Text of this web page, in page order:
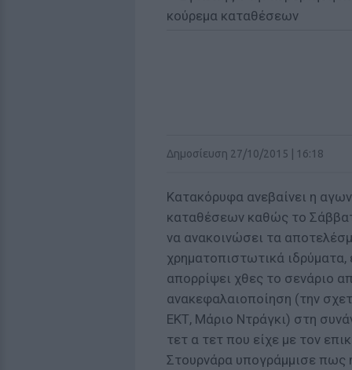
Δημοσίευση 27/10/2015 | 16:18
Κατακόρυφα ανεβαίνει η
καταθέσεων καθώς το
να ανακοινώσει τα
χρηματοπιστωτικά
απορρίψει χθες το σενάριο
ανακεφαλαιοποίηση (την
ΕΚΤ, Μάριο Ντράγκι) στη
τετ α τετ που είχε με τον
Στουρνάρα υπογράμμισε πως